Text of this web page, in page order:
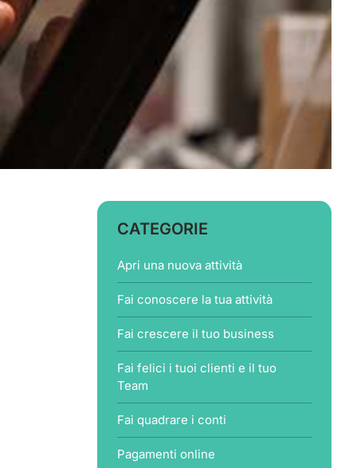
CATEGORIE
Apri una nuova attività
Fai conoscere la tua attività
Fai crescere il tuo business
Fai felici i tuoi clienti e il tuo
Team
Fai quadrare i conti
Pagamenti online